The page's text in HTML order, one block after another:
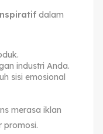
dalam
industri Anda.
sisi emosional
merasa iklan
promosi.